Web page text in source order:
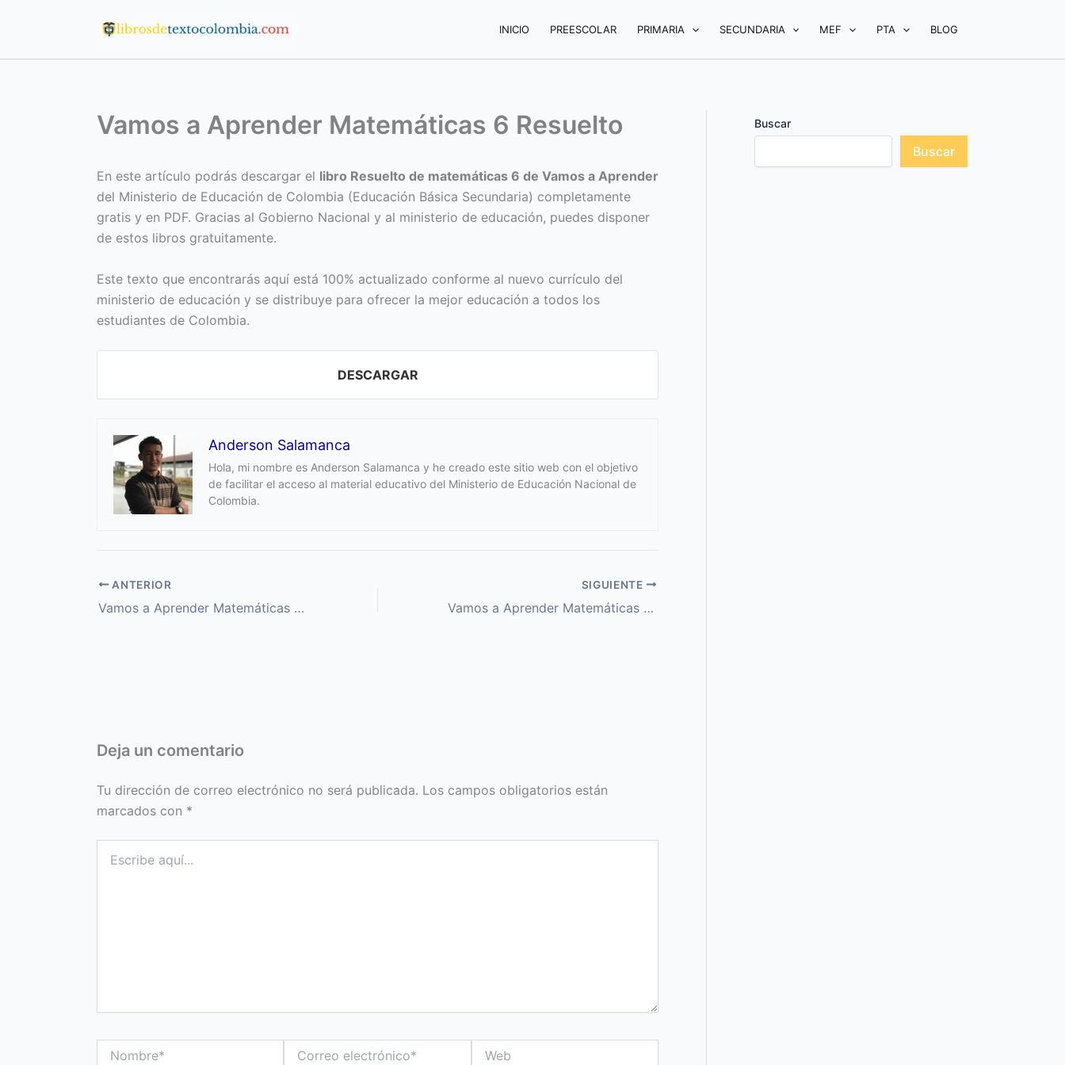
INICIO PREESCOLAR PRIMARIA SECUNDARIA MEF PTA BLOG
Vamos a Aprender Matemáticas 6 Resuelto
En este artículo podrás descargar el libro Resuelto de matemáticas 6 de Vamos a Aprender
del Ministerio de Educación de Colombia (Educación Básica Secundaria) completamente
gratis y en PDF. Gracias al Gobierno Nacional y al ministerio de educación, puedes disponer
de estos libros gratuitamente.
Este texto que encontrarás aquí está 100% actualizado conforme al nuevo currículo del
ministerio de educación y se distribuye para ofrecer la mejor educación a todos los
estudiantes de Colombia.
DESCARGAR
Anderson Salamanca
Hola, mi nombre es Anderson Salamanca y he creado este sitio web con el objetivo
de facilitar el acceso al material educativo del Ministerio de Educación Nacional de
Colombia.
ANTERIOR
Vamos a Aprender Matemáticas 5 Resuelto
SIGUIENTE
Vamos a Aprender Matemáticas 7 Resuelto
Deja un comentario
Tu dirección de correo electrónico no será publicada. Los campos obligatorios están
marcados con *
aquí...
electrónico*
Buscar
Buscar